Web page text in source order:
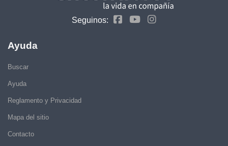
Seguinos:
Ayuda
Buscar
Ayuda
Reglamento y Privacidad
Mapa del sitio
Contacto